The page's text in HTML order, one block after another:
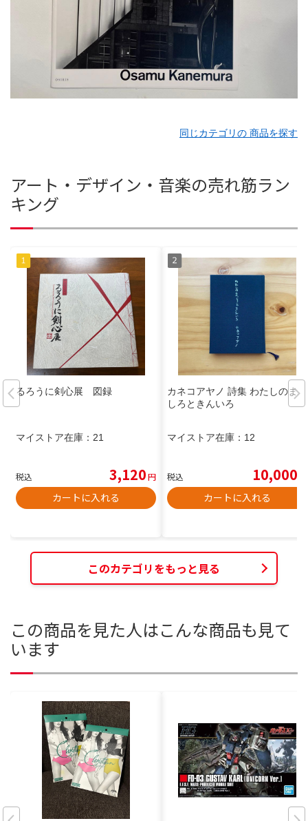
同じカテゴリの 商品を探す
アート・デザイン・音楽の売れ筋ラン
キング
るろうに剣心展 図録
マイストア在庫： 21
税込 3,120円
カートに入れる
カネコアヤノ 詩集 わたしのまっ
しろときんいろ
マイストア在庫： 12
税込 10,000
カートに入れる
このカテゴリをもっと見る
この商品を見た人はこんな商品も見て
います